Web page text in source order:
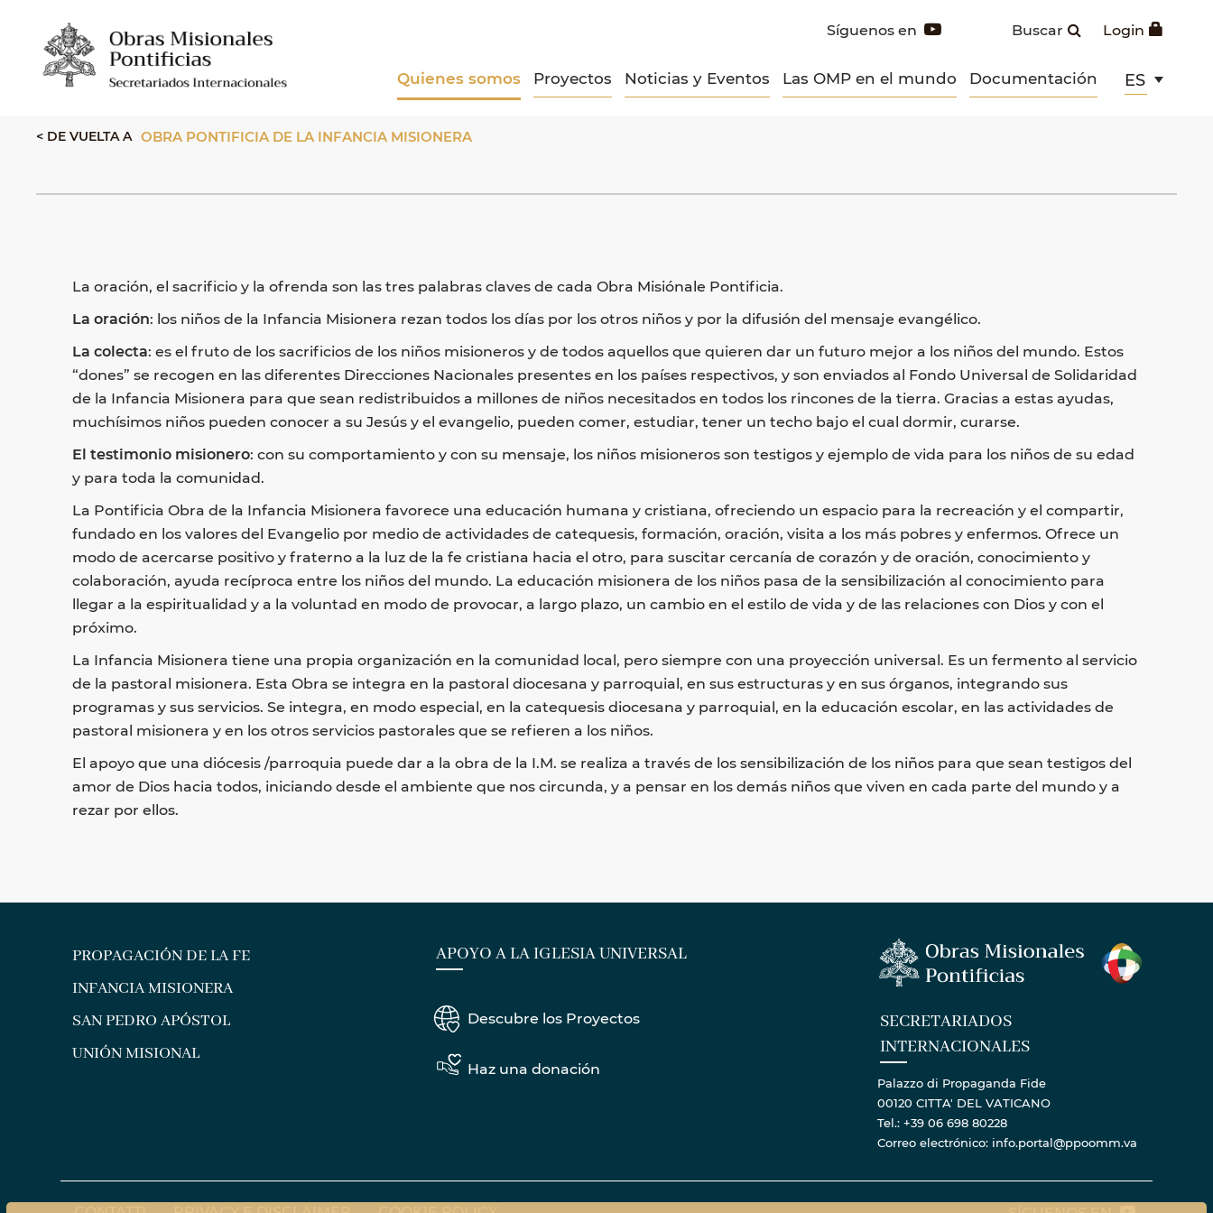
Login
Buscar
Síguenos en
Quienes somos Proyectos Noticias y Eventos Las OMP en el mundo Documentación ES
< DE VUELTA A OBRA PONTIFICIA DE LA INFANCIA MISIONERA
La oración, el sacrificio y la ofrenda son las tres palabras claves de cada Obra Misiónale Pontificia.
La oración: los niños de la Infancia Misionera rezan todos los días por los otros niños y por la difusión del mensaje evangélico.
La colecta: es el fruto de los sacrificios de los niños misioneros y de todos aquellos que quieren dar un futuro mejor a los niños del mundo. Estos
“dones” se recogen en las diferentes Direcciones Nacionales presentes en los países respectivos, y son enviados al Fondo Universal de Solidaridad
de la Infancia Misionera para que sean redistribuidos a millones de niños necesitados en todos los rincones de la tierra. Gracias a estas ayudas,
muchísimos niños pueden conocer a su Jesús y el evangelio, pueden comer, estudiar, tener un techo bajo el cual dormir, curarse.
El testimonio misionero: con su comportamiento y con su mensaje, los niños misioneros son testigos y ejemplo de vida para los niños de su edad
y para toda la comunidad.
La Pontificia Obra de la Infancia Misionera favorece una educación humana y cristiana, ofreciendo un espacio para la recreación y el compartir,
fundado en los valores del Evangelio por medio de actividades de catequesis, formación, oración, visita a los más pobres y enfermos. Ofrece un
modo de acercarse positivo y fraterno a la luz de la fe cristiana hacia el otro, para suscitar cercanía de corazón y de oración, conocimiento y
colaboración, ayuda recíproca entre los niños del mundo. La educación misionera de los niños pasa de la sensibilización al conocimiento para
llegar a la espiritualidad y a la voluntad en modo de provocar, a largo plazo, un cambio en el estilo de vida y de las relaciones con Dios y con el
próximo.
La Infancia Misionera tiene una propia organización en la comunidad local, pero siempre con una proyección universal. Es un fermento al servicio
de la pastoral misionera. Esta Obra se integra en la pastoral diocesana y parroquial, en sus estructuras y en sus órganos, integrando sus
programas y sus servicios. Se integra, en modo especial, en la catequesis diocesana y parroquial, en la educación escolar, en las actividades de
pastoral misionera y en los otros servicios pastorales que se refieren a los niños.
El apoyo que una diócesis /parroquia puede dar a la obra de la I.M. se realiza a través de los sensibilización de los niños para que sean testigos del
amor de Dios hacia todos, iniciando desde el ambiente que nos circunda, y a pensar en los demás niños que viven en cada parte del mundo y a
rezar por ellos.
PROPAGACIÓN DE LA FE
INFANCIA MISIONERA
SAN PEDRO APÓSTOL
UNIÓN MISIONAL
APOYO A LA IGLESIA UNIVERSAL
Descubre los Proyectos
Haz una donación
SECRETARIADOS
INTERNACIONALES
Palazzo di Propaganda Fide
00120 CITTA' DEL VATICANO
Tel.: +39 06 698 80228
Correo electrónico: info.portal@ppoomm.va